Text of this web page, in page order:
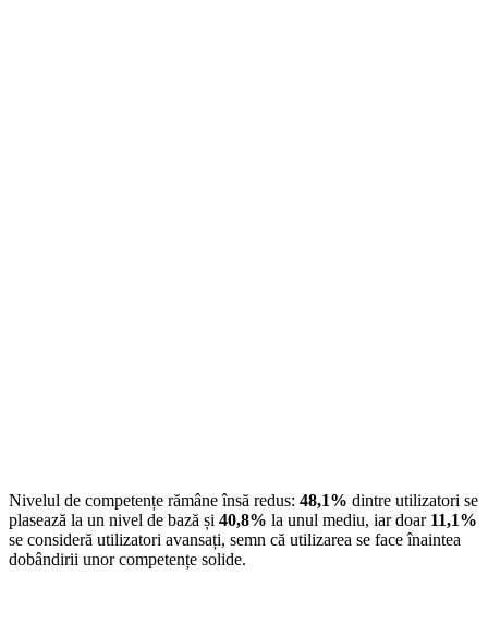
Nivelul de competențe rămâne însă redus: 48,1% dintre utilizatori se
plasează la un nivel de bază și 40,8% la unul mediu, iar doar 11,1%
se consideră utilizatori avansați, semn că utilizarea se face înaintea
dobândirii unor competențe solide.